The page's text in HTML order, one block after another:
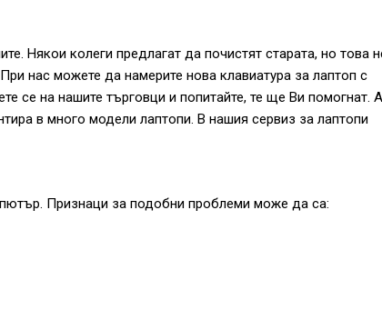
Някои колеги предлагат да почистят старата, но това
нас можете да намерите нова клавиатура за лаптоп с
се на нашите търговци и попитайте, те ще Ви помогнат.
в много модели лаптопи. В нашия сервиз за лаптопи
Признаци за подобни проблеми може да са: